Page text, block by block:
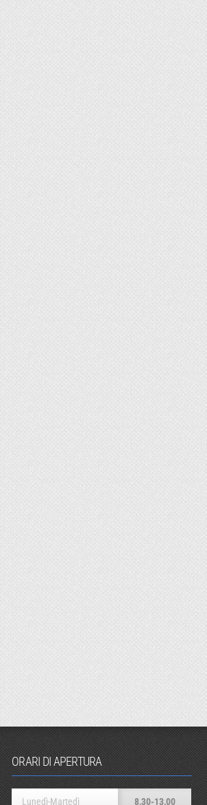
ORARI DI APERTURA
Lunedì-Martedì 8,30-13,00